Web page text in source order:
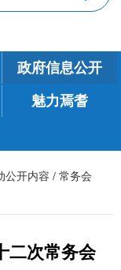
政府信息公开
魅力焉耆
公开内容 / 常务会
二次常务会